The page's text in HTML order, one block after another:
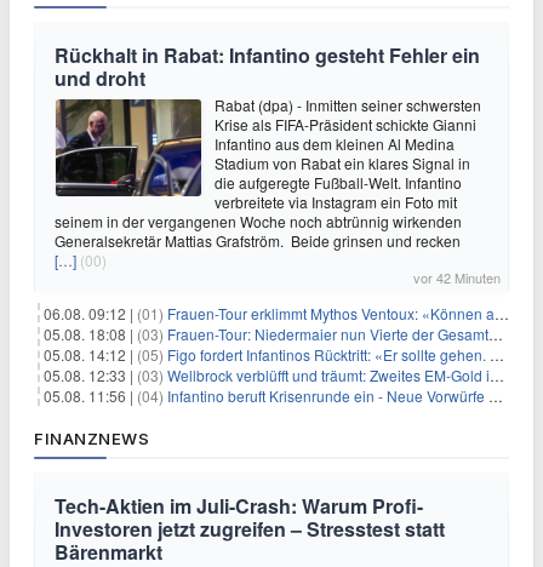
Rückhalt in Rabat: Infantino gesteht Fehler ein
und droht
Rabat (dpa) - Inmitten seiner schwersten
Krise als FIFA-Präsident schickte Gianni
Infantino aus dem kleinen Al Medina
Stadium von Rabat ein klares Signal in
die aufgeregte Fußball-Welt. Infantino
verbreitete via Instagram ein Foto mit
seinem in der vergangenen Woche noch abtrünnig wirkenden
Generalsekretär Mattias Grafström. Beide grinsen und recken
[…] (00)
vor 42 Minuten
06.08. 09:12 | (01) Frauen-Tour erklimmt Mythos Ventoux: «Können alles schaffen»
05.08. 18:08 | (03) Frauen-Tour: Niedermaier nun Vierte der Gesamtwertung
05.08. 14:12 | (05) Figo fordert Infantinos Rücktritt: «Er sollte gehen. Jetzt»
05.08. 12:33 | (03) Wellbrock verblüfft und träumt: Zweites EM-Gold in Paris
05.08. 11:56 | (04) Infantino beruft Krisenrunde ein - Neue Vorwürfe gegen FIFA
FINANZNEWS
Tech-Aktien im Juli-Crash: Warum Profi-
Investoren jetzt zugreifen – Stresstest statt
Bärenmarkt